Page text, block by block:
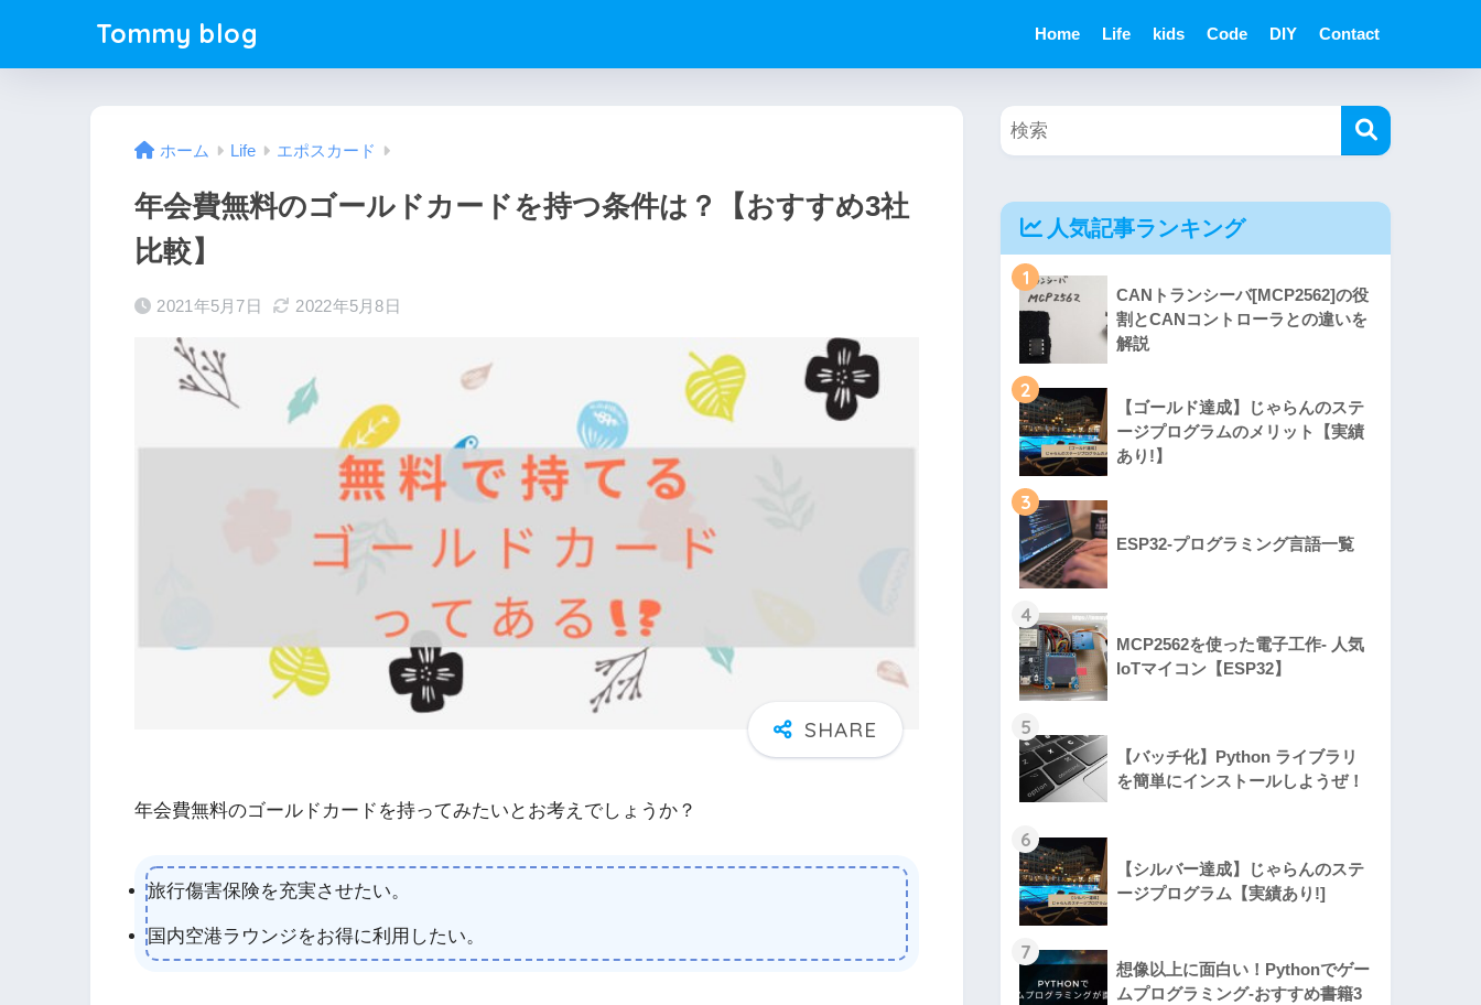
Tommy blog Home Life kids Code DIY Contact
ホーム Life エポスカード
年会費無料のゴールドカードを持つ条件は？【おすすめ3社
比較】
2021年5月7日 2022年5月8日
年会費無料のゴールドカードを持ってみたいとお考えでしょうか？
旅行傷害保険を充実させたい。
国内空港ラウンジをお得に利用したい。
人気記事ランキング
1
CANトランシーバ[MCP2562]の役
割とCANコントローラとの違いを
解説
2
【ゴールド達成】じゃらんのステ
ージプログラムのメリット【実績
あり!】
3
ESP32-プログラミング言語一覧
4
MCP2562を使った電子工作- 人気
IoTマイコン【ESP32】
5
【バッチ化】Python ライブラリ
を簡単にインストールしようぜ！
6
【シルバー達成】じゃらんのステ
ージプログラム【実績あり!]
7
想像以上に面白い！Pythonでゲー
ムプログラミング-おすすめ書籍3